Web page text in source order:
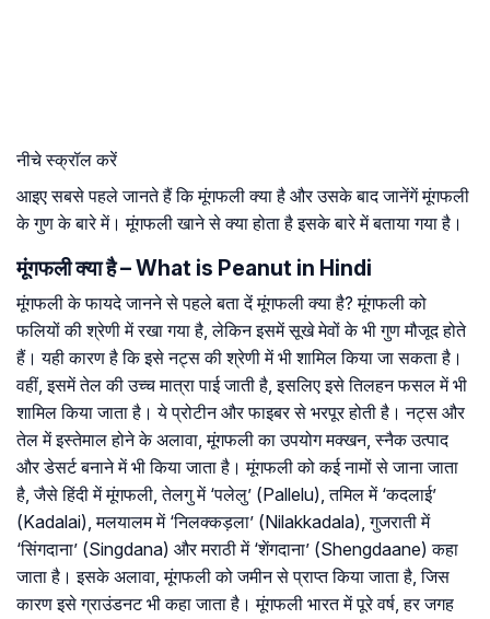
नीचे स्क्रॉल करें
आइए सबसे पहले जानते हैं कि मूंगफली क्या है और उसके बाद जानेंगें मूंगफली
के गुण के बारे में। मूंगफली खाने से क्या होता है इसके बारे में बताया गया है।
मूंगफली क्या है – What is Peanut in Hindi
मूंगफली के फायदे जानने से पहले बता दें मूंगफली क्या है? मूंगफली को
फलियों की श्रेणी में रखा गया है, लेकिन इसमें सूखे मेवों के भी गुण मौजूद होते
हैं। यही कारण है कि इसे नट्स की श्रेणी में भी शामिल किया जा सकता है।
वहीं, इसमें तेल की उच्च मात्रा पाई जाती है, इसलिए इसे तिलहन फसल में भी
शामिल किया जाता है। ये प्रोटीन और फाइबर से भरपूर होती है। नट्स और
तेल में इस्तेमाल होने के अलावा, मूंगफली का उपयोग मक्खन, स्नैक उत्पाद
और डेसर्ट बनाने में भी किया जाता है। मूंगफली को कई नामों से जाना जाता
है, जैसे हिंदी में मूंगफली, तेलगु में ‘पलेलु’ (Pallelu), तमिल में ‘कदलाई’
(Kadalai), मलयालम में ‘निलक्कड़ला’ (Nilakkadala), गुजराती में
‘सिंगदाना’ (Singdana) और मराठी में ‘शेंगदाना’ (Shengdaane) कहा
जाता है। इसके अलावा, मूंगफली को जमीन से प्राप्त किया जाता है, जिस
कारण इसे ग्राउंडनट भी कहा जाता है। मूंगफली भारत में पूरे वर्ष, हर जगह